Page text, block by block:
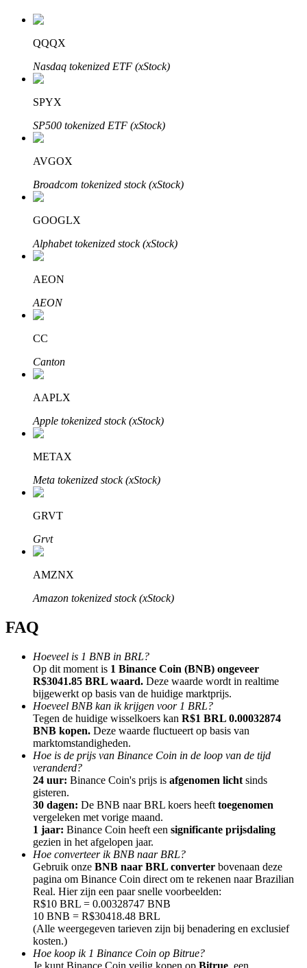
Auto Invest
Grijp langetermijnwinst en flexibele belangen
Leer staken
Meer informatie over het verdienen van passief inkomen
Bitrue
Tot 65% commissies!
Doorverwijzing
Nodig een vriend uit om contante beloningen te ontvangen
Deposit CASHCAT & Win
Deposit CASHCAT & Win
Share 500000 CASHCAT prize pool
QQQX
Nasdaq tokenized ETF (xStock)
SPYX
SP500 tokenized ETF (xStock)
AVGOX
Broadcom tokenized stock (xStock)
GOOGLX
Alphabet tokenized stock (xStock)
AEON
AEON
CC
Canton
AAPLX
Apple tokenized stock (xStock)
METAX
Meta tokenized stock (xStock)
GRVT
Grvt
AMZNX
Amazon tokenized stock (xStock)
FAQ
Hoeveel is 1 BNB in BRL?
Op dit moment is 1 Binance Coin (BNB) ongeveer
R$3041.85 BRL waard. Deze waarde wordt in realtime
bijgewerkt op basis van de huidige marktprijs.
Hoeveel BNB kan ik krijgen voor 1 BRL?
Tegen de huidige wisselkoers kan R$1 BRL 0.00032874
BNB kopen. Deze waarde fluctueert op basis van
marktomstandigheden.
Hoe is de prijs van Binance Coin in de loop van de tijd
veranderd?
24 uur: Binance Coin's prijs is afgenomen licht sinds
gisteren.
30 dagen: De BNB naar BRL koers heeft toegenomen
vergeleken met vorige maand.
1 jaar: Binance Coin heeft een significante prijsdaling
gezien in het afgelopen jaar.
Hoe converteer ik BNB naar BRL?
Gebruik onze BNB naar BRL converter bovenaan deze
pagina om Binance Coin direct om te rekenen naar Brazilian
Real. Hier zijn een paar snelle voorbeelden:
R$10 BRL = 0.00328747 BNB
10 BNB = R$30418.48 BRL
(Alle weergegeven tarieven zijn bij benadering en exclusief
kosten.)
Hoe koop ik 1 Binance Coin op Bitrue?
Je kunt Binance Coin veilig kopen op Bitrue, een